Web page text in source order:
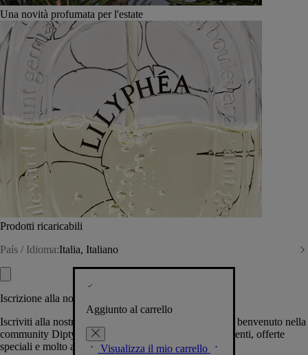
Una novità profumata per l'estate
Prodotti ricaricabili
País / Idioma:Italia, Italiano
Aggiunto al carrello
Visualizza il mio carrello
Iscrizione alla nostra Newsletter
Iscriviti alla nostra newsletter per permetterci di darti il benvenuto nella
community Diptyque e tenerti al corrente su novità, eventi, offerte
speciali e molto altro.